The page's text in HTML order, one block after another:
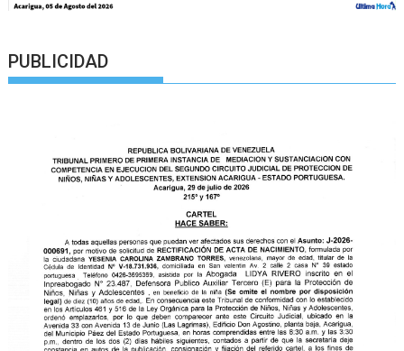
PUBLICIDAD